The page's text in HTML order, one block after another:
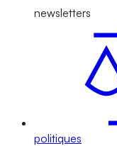
newsletters
politiques